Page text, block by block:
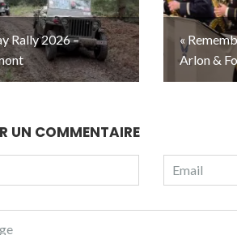
Rally 2026 –
«
Arlon &
UN COMMENTAIRE